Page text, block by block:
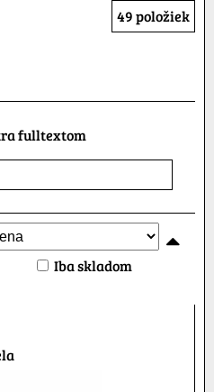
49položiek
fulltextom
Iba skladom